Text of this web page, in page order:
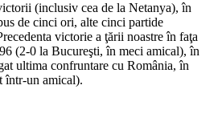
(inclusiv cea de la Netanya), în
de cinci ori, alte cinci partide
victorie a ţării noastre în faţa
(2-0 la Bucureşti, în meci amical), în
ultima confruntare cu România, în
într-un amical).